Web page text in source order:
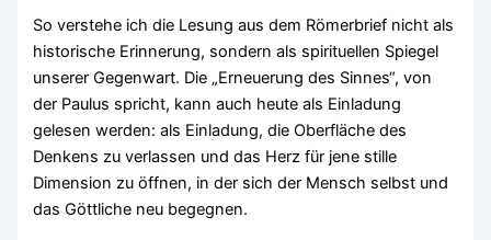
So verstehe ich die Lesung aus dem Römerbrief nicht als
historische Erinnerung, sondern als spirituellen Spiegel
unserer Gegenwart. Die „Erneuerung des Sinnes“, von
der Paulus spricht, kann auch heute als Einladung
gelesen werden: als Einladung, die Oberfläche des
Denkens zu verlassen und das Herz für jene stille
Dimension zu öffnen, in der sich der Mensch selbst und
das Göttliche neu begegnen.